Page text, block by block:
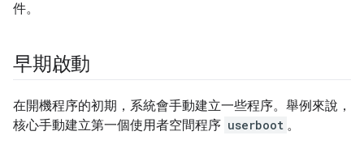
件。
早期啟動
在開機程序的初期，系統會手動建立一些程序。舉例來說，
核心手動建立第一個使用者空間程序 userboot 。